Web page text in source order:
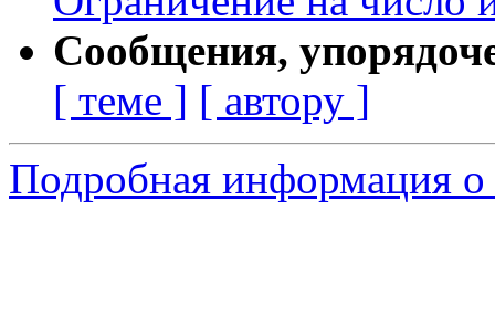
Сообщения,
[ теме ] [ автору ]
Подробная информация